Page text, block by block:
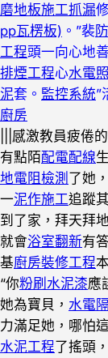
磨地板施工抓漏
pp瓦楞板) 。”裴
工程頭一向心地善
排煙工程心水電
泥套。 監控系統”
廚房
|||感激教員疲倦
有點陌配電配線
地電阻檢測 了她
一泥作施工追蹤
到了家，拜天拜
就會浴室翻新有
基廚房裝修工程
“你粉刷水泥漆應
她為寶貝， 水電
力滿足她，哪怕
水泥工程了搖頭